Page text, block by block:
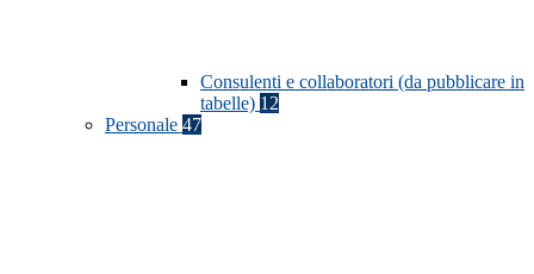
Consulenti e collaboratori (da pubblicare in
tabelle) 12
Personale 47